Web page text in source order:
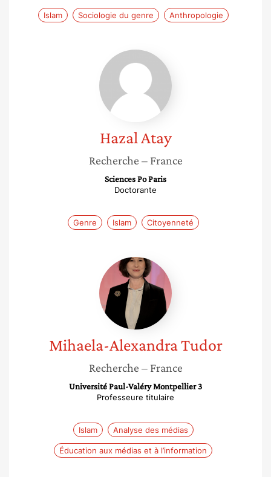
Islam Sociologie du genre Anthropologie
Hazal
Atay
HazalAtay
Recherche – France
Sciences Po Paris
Doctorante
Genre Islam Citoyenneté
Mihaela-
Alexandra
Tudor
Mihaela-AlexandraTudor
Recherche – France
Université Paul-Valéry Montpellier 3
Professeure titulaire
Islam Analyse des médias
Éducation aux médias et à l’information